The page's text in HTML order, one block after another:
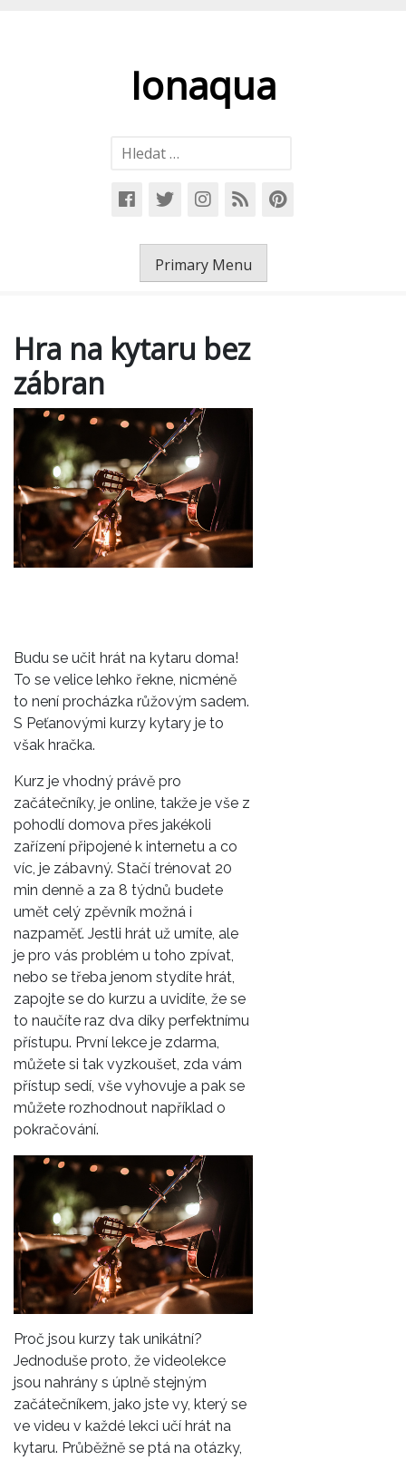
Ionaqua
Vyhledávání
Primary Menu
Hra na kytaru bez
zábran
Budu se učit hrát na kytaru doma!
To se velice lehko řekne, nicméně
to není procházka růžovým sadem.
S Peťanovými kurzy kytary je to
však hračka.
Kurz je vhodný právě pro
začátečníky, je online, takže je vše z
pohodlí domova přes jakékoli
zařízení připojené k internetu a co
víc, je zábavný. Stačí trénovat 20
min denně a za 8 týdnů budete
umět celý zpěvník možná i
nazpaměť. Jestli hrát už umíte, ale
je pro vás problém u toho zpívat,
nebo se třeba jenom stydíte hrát,
zapojte se do kurzu a uvidíte, že se
to naučíte raz dva díky perfektnímu
přístupu. První lekce je zdarma,
můžete si tak vyzkoušet, zda vám
přístup sedí, vše vyhovuje a pak se
můžete rozhodnout například o
pokračování.
Proč jsou kurzy tak unikátní?
Jednoduše proto, že videolekce
jsou nahrány s úplně stejným
začátečníkem, jako jste vy, který se
ve videu v každé lekci učí hrát na
kytaru. Průběžně se ptá na otázky,